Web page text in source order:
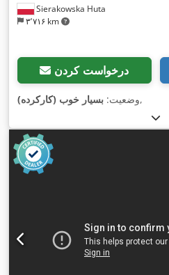
Sierakowska Huta
۳٬۷۱۶ km
درخواست کردن
وضعیت: بسیار خوب (کارکرده) ,